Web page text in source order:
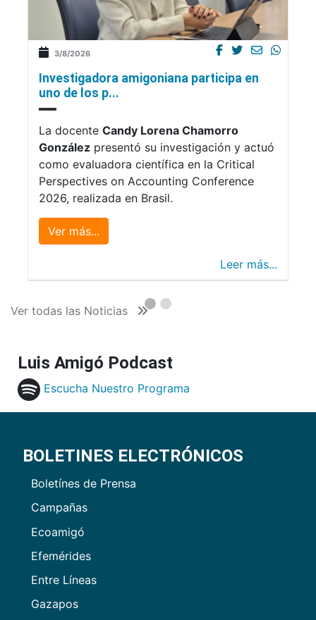
3/8/2026
Investigadora amigoniana participa en
uno de los p...
La docente Candy Lorena Chamorro
González presentó su investigación y actuó
como evaluadora científica en la Critical
Perspectives on Accounting Conference
2026, realizada en Brasil.
Ver más...
Leer más...
Ver todas las Noticias
Luis Amigó Podcast
Escucha Nuestro Programa
BOLETINES ELECTRÓNICOS
Boletínes de Prensa
Campañas
Ecoamigó
Efemérides
Entre Líneas
Gazapos